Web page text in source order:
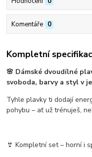
Komentáře 0
Kompletní
🌸 Dámské dvoudílné
svoboda, barvy a styl v
Tyhle plavky ti dodají
pohybu – ať už trénuješ,
👙Kompletní set – horní i